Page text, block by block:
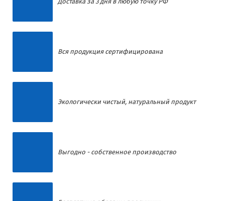
Вся продукция сертифицирована
Экологически чистый, натуральный продукт
Выгодно - собственное производство